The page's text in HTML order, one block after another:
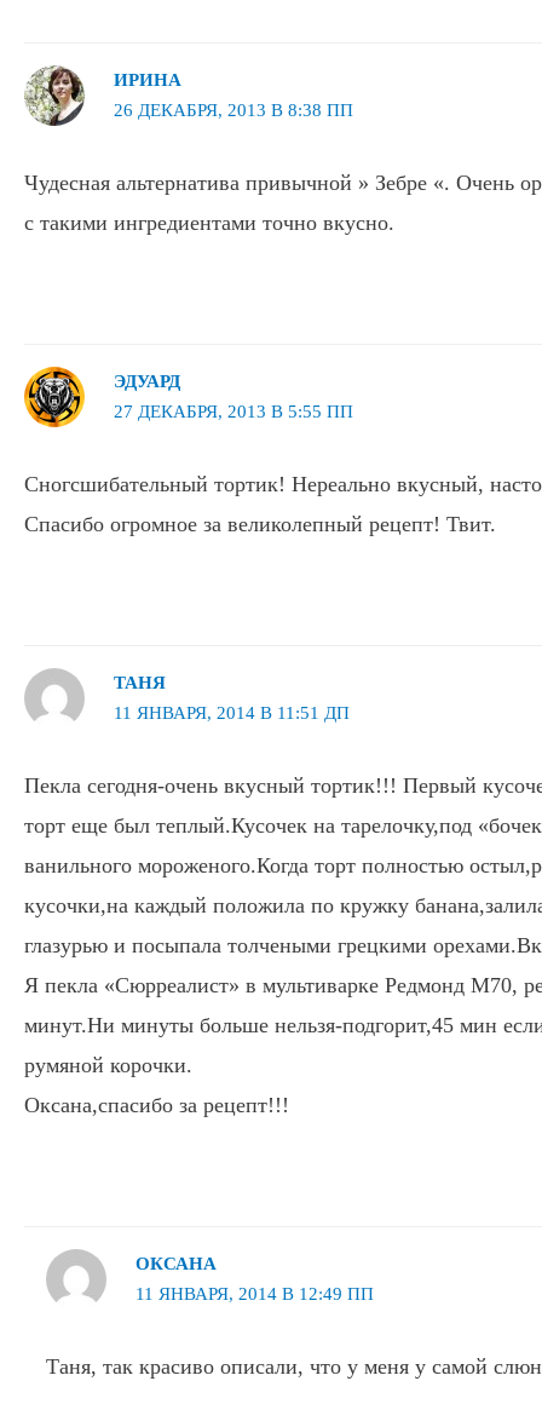
ИРИНА
26 ДЕКАБРЯ, 2013 В 8:38 ПП
Чудесная альтернатива привычной » Зебре «. Очень
с такими ингредиентами точно вкусно.
ЭДУАРД
27 ДЕКАБРЯ, 2013 В 5:55 ПП
Сногсшибательный тортик! Нереально вкусный,
Спасибо огромное за великолепный рецепт! Твит.
ТАНЯ
11 ЯНВАРЯ, 2014 В 11:51 ДП
Пекла сегодня-очень вкусный тортик!!! Первый
торт еще был теплый.Кусочек на тарелочку,под
ванильного мороженого.Когда торт полностью
кусочки,на каждый положила по кружку
глазурью и посыпала толчеными грецкими
Я пекла «Сюрреалист» в мультиварке Редмонд М70,
минут.Ни минуты больше нельзя-подгорит,45 мин
румяной корочки.
Оксана,спасибо за рецепт!!!
ОКСАНА
11 ЯНВАРЯ, 2014 В 12:49 ПП
Таня, так красиво описали, что у меня у самой